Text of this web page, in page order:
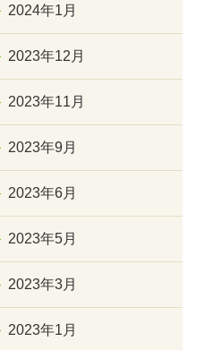
2024年1月
2023年12月
2023年11月
2023年9月
2023年6月
2023年5月
2023年3月
2023年1月